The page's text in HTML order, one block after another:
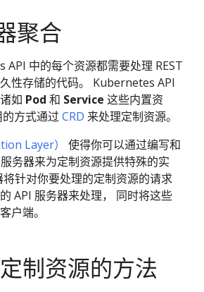
聚合
中的每个资源都需要处理 REST
性存储的代码。 Kubernetes API
如 Pod 和 Service 这些内置资
方式通过 CRD 来处理定制资源。
Layer）
使得你可以通过编写和
务器来为定制资源提供特殊的实
针对你要处理的定制资源的请求
API 服务器来处理， 同时将这些
户端。
制资源的方法